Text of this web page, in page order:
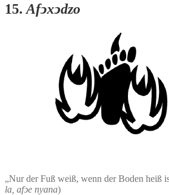
15. Afͻxͻdzo
„Nur der Fuß weiß, wenn der Boden heiß
la, afͻe nyana)